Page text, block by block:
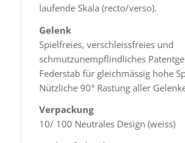
laufende Skala (recto/verso).
Gelenk
Spielfreies, verschleissfreies und
schmutzunempflindliches
Federstab für gleichmässig hohe
Nützliche 90° Rastung aller
Verpackung
10/ 100 Neutrales Design (weiss)